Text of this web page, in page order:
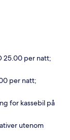
25.00 per natt;
per natt;
for kassebil på
utenom